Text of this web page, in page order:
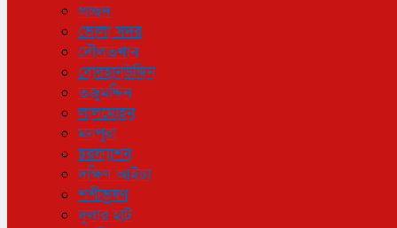
প্রচ্ছদ
ভোলা সদর
দৌলতখান
বোরহানউদ্দিন
তজুমদ্দিন
লালমোহন
মনপুরা
চরফ্যাশন
দক্ষিণ আইচা
শশীভূষণ
দুলার হাট